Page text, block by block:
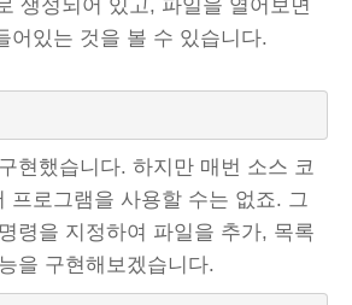
생성되어 있고, 파일을 열어보면
어있는 것을 볼 수 있습니다.
현했습니다. 하지만 매번 소스 코
프로그램을 사용할 수는 없죠. 그
령을 지정하여 파일을 추가, 목록
을 구현해보겠습니다.